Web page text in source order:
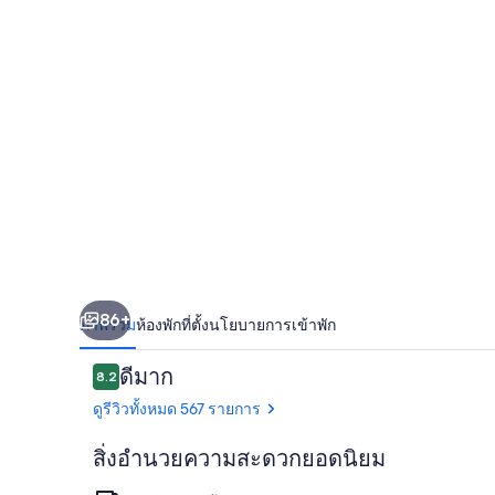
แลซ
เด
คอง
เกร
86+
ภาพรวมห้องพักที่ตั้งนโยบายการเข้าพัก
รีวิว
8.28.2 จาก 10
ดีมาก
ดูรีวิวทั้งหมด 567 รายการ
สิ่งอำนวยความสะดวกยอดนิยม